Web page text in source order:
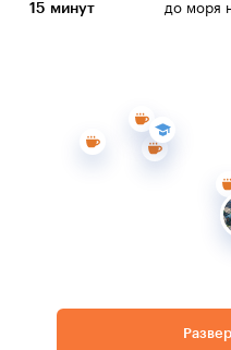
15 минут до моря